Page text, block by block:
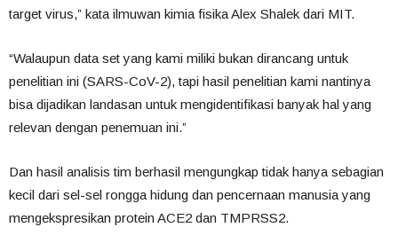
target virus,” kata ilmuwan kimia fisika Alex Shalek dari MIT.
“Walaupun data set yang kami miliki bukan dirancang untuk
penelitian ini (SARS-CoV-2), tapi hasil penelitian kami nantinya
bisa dijadikan landasan untuk mengidentifikasi banyak hal yang
relevan dengan penemuan ini.”
Dan hasil analisis tim berhasil mengungkap tidak hanya sebagian
kecil dari sel-sel rongga hidung dan pencernaan manusia yang
mengekspresikan protein ACE2 dan TMPRSS2.